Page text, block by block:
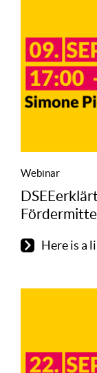
Webinar
einsetzen
Here is a